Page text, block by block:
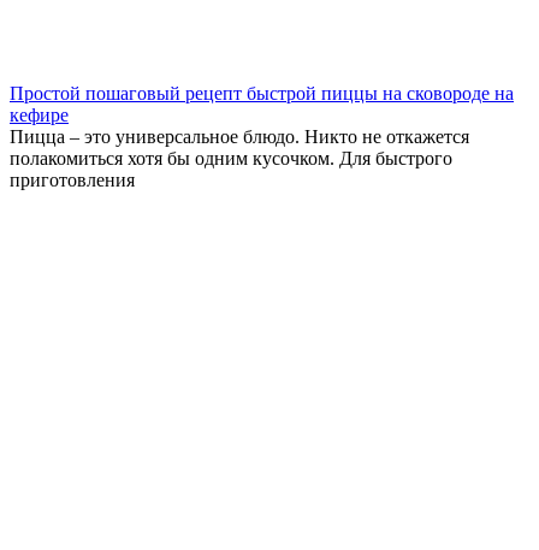
Простой пошаговый рецепт быстрой пиццы на сковороде на
кефире
Пицца – это универсальное блюдо. Никто не откажется
полакомиться хотя бы одним кусочком. Для быстрого
приготовления